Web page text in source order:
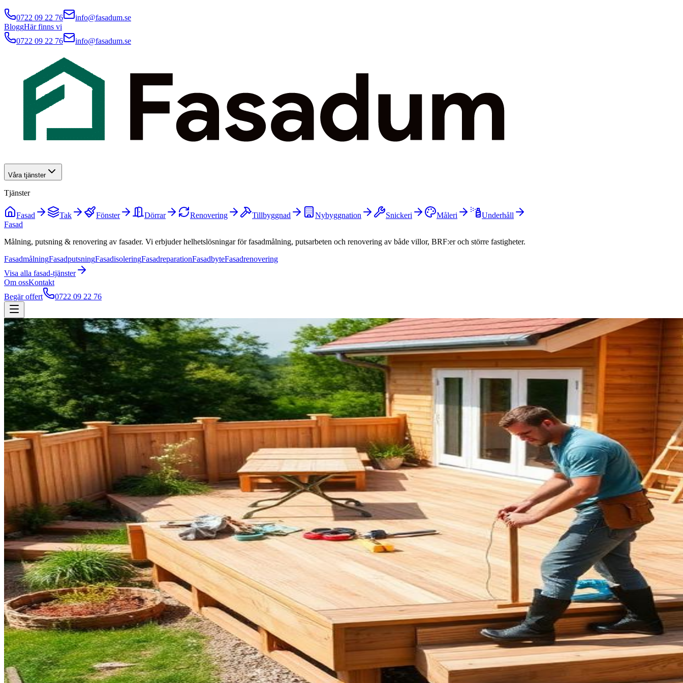
0722 09 22 76
info@fasadum.se
BloggHär finns vi
0722 09 22 76
info@fasadum.se
Våra tjänster
Tjänster
Fasad Tak Fönster Dörrar Renovering Tillbyggnad Nybyggnation Snickeri Måleri
Underhåll
Fasad
Målning, putsning & renovering av fasader. Vi erbjuder helhetslösningar för fasadmålning, putsarbeten och renovering av både villor, BRF:er och större fastigheter.
FasadmålningFasadputsningFasadisoleringFasadreparationFasadbyteFasadrenovering
Visa alla fasad-tjänster
Om ossKontakt
Begär offert
0722 09 22 76